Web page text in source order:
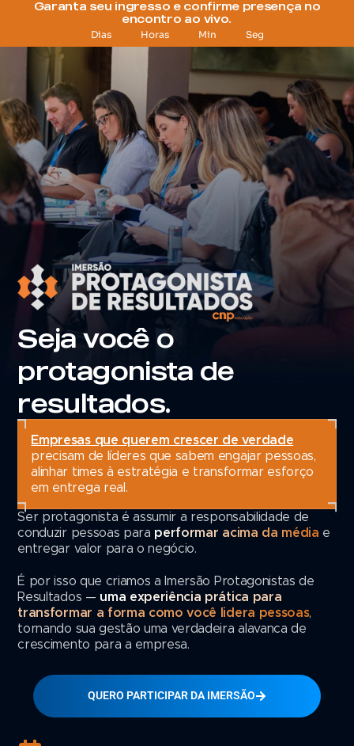
Garanta seu ingresso e confirme presença no
encontro ao vivo.
Dias Horas Min Seg
Seja você o
protagonista de
resultados.
Empresas que querem crescer de verdade
precisam de líderes que sabem engajar pessoas,
alinhar times à estratégia e transformar esforço
em entrega real.
Ser protagonista é assumir a responsabilidade de
conduzir pessoas para performar acima da média e
entregar valor para o negócio.
É por isso que criamos a Imersão Protagonistas de
Resultados — uma experiência prática para
transformar a forma como você lidera pessoas,
tornando sua gestão uma verdadeira alavanca de
crescimento para a empresa.
QUERO PARTICIPAR DA IMERSÃO